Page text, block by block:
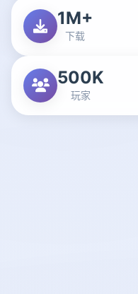
1M+
下载
500K
玩家